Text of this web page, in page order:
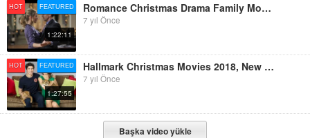
HOT FEATURED
1:22:11
Romance Christmas Drama Family Movies 201, New Hallmark Christmas Release Movies 2018!!
7 yıl Önce
HOT FEATURED
1:27:55
Hallmark Christmas Movies 2018, New Hallmark Christmas Movies 2018 HD.
7 yıl Önce
Başka video yükle